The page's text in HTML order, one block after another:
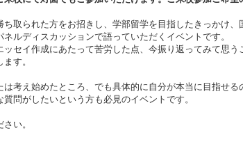
ち取られた方をお招きし、学部留学を目指したきっかけ
ルディスカッションで語っていただくイベントです。
ッセイ作成にあたって苦労した点、今振り返ってみて思
す。
は考え始めたところ、でも具体的に自分が本当に目指せ
問がしたいという方も必見のイベントです。
い。